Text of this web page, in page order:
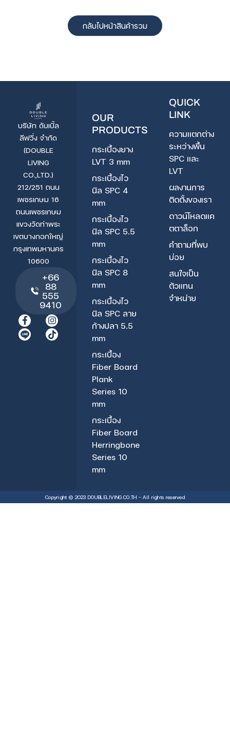
กลับไปหน้าสินค้ารวม
OUR
PRODUCTS
กระเบื้องยาง
LVT 3 mm
กระเบื้องไว
นิล SPC 4
mm
กระเบื้องไว
นิล SPC 5.5
mm
กระเบื้องไว
นิล SPC 8
mm
กระเบื้องไว
นิล SPC ลาย
ก้างปลา 5.5
mm
กระเบื้อง
Fiber Board
Plank
Series 10
mm
กระเบื้อง
Fiber Board
Herringbone
Series 10
mm
บริษัท ดับเบิ้ล
ลีฟวิ่ง จำกัด
(DOUBLE
LIVING
CO.,LTD.)
212/251 ถนน
เพชรเกษม 16
ถนนเพชรเกษม
แขวงวัดท่าพระ
เขตบางกอกใหญ่
กรุงเทพมหานคร
10600
+66
88
555
9410
F
a
c
I
n
s
T
i
k
QUICK
LINK
ความแตกต่าง
ระหว่างพื้น
SPC และ
LVT
ผลงานการ
ติดตั้งของเรา
ดาวน์โหลดแค
ตตาล็อก
คำถามที่พบ
บ่อย
สนใจเป็น
ตัวแทน
จำหน่าย
Copyright © 2023 DOUBLELIVING.CO.TH – All rights reserved